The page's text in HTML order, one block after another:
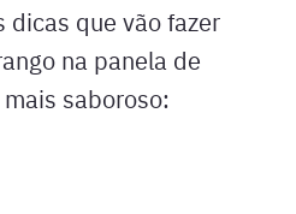
dicas que vão fazer
na panela de
saboroso: